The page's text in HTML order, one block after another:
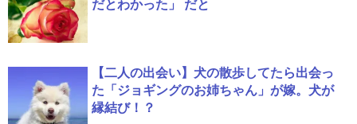
だとわかった」 だと
【二人の出会い】犬の散歩してたら出会っ
た「ジョギングのお姉ちゃん」が嫁。犬が
縁結び！？